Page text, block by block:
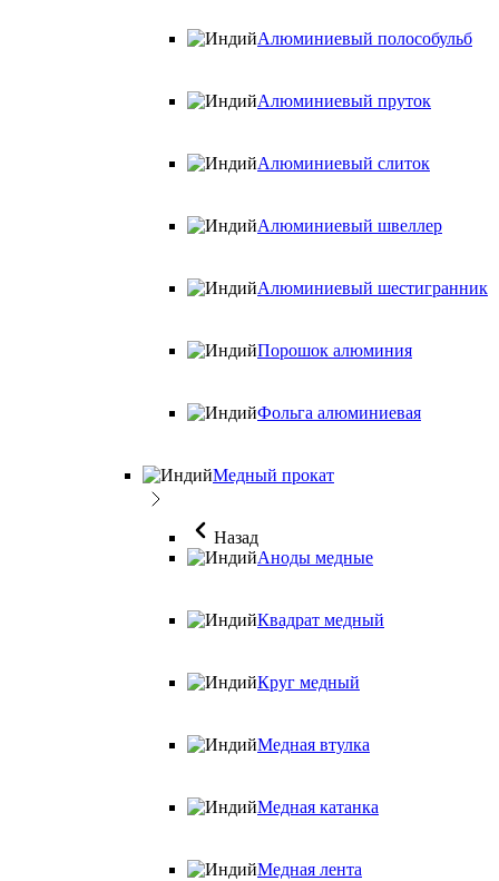
Алюминиевый полособульб
Алюминиевый пруток
Алюминиевый слиток
Алюминиевый швеллер
Алюминиевый шестигранник
Порошок алюминия
Фольга алюминиевая
Медный прокат
Назад
Аноды медные
Квадрат медный
Круг медный
Медная втулка
Медная катанка
Медная лента